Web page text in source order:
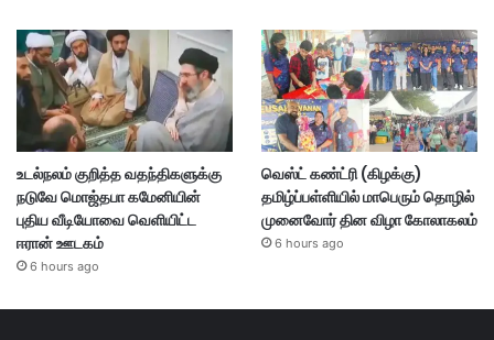
உடல்நலம் குறித்த வதந்திகளுக்கு
நடுவே மொஜ்தபா கமேனியின்
புதிய வீடியோவை வெளியிட்ட
ஈரான் ஊடகம்
6 hours ago
வெஸ்ட் கண்ட்ரி (கிழக்கு)
தமிழ்ப்பள்ளியில் மாபெரும் தொழில்
முனைவோர் தின விழா கோலாகலம்
6 hours ago